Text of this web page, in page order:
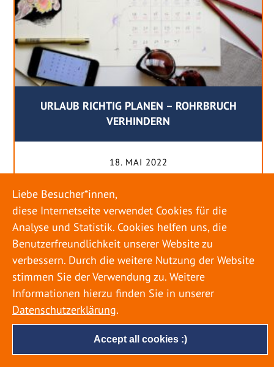
URLAUB RICHTIG PLANEN – ROHRBRUCH
VERHINDERN
18. MAI 2022
genießen ihren Urlaub. Dabei zieht es die Einen
weiter weg, die Anderen bleiben dann doch
lieber in der Heimat. Wenn Sie für eine längere
Zeit wegfahren möchten, gibt es einige Dinge zu
beachten, damit nicht anschließend eine böse
Überraschung auf Sie wartet. Um einen
möglichst entspannten Urlaub zu […]
Accept all cookies :)
Liebe Besucher*innen,
diese Internetseite verwendet Cookies für die
Analyse und Statistik. Cookies helfen uns, die
Benutzerfreundlichkeit unserer Website zu
verbessern. Durch die weitere Nutzung der Website
stimmen Sie der Verwendung zu. Weitere
Informationen hierzu finden Sie in unserer
Datenschutzerklärung.